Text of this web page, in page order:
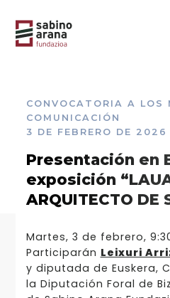
CONVOCATORIA A LOS
COMUNICACIÓN
3 DE FEBRERO DE 2026
Presentación en
exposición
ARQUITECTO DE
Martes, 3 de febrero,
Participarán Leixuri
y diputada de Euskera,
la Diputación Foral de